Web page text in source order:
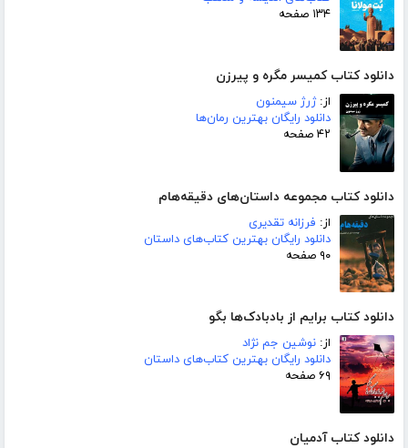
۱۳۴ صفحه
دانلود کتاب کمیسر مگره و پیرزن
از:ژرژ سیمنون
دانلود رایگان بهترین رمان‌ها
۴۲ صفحه
دانلود کتاب مجموعه داستان‌های دقیقه‌هام
از: فرزانه تقدیری
دانلود رایگان بهترین کتاب‌های داستان
۹۰ صفحه
دانلود کتاب برایم از بادبادک‌ها بگو
از: نوشین جم نژاد
دانلود رایگان بهترین کتاب‌های داستان
۶۹ صفحه
دانلود کتاب آدمیان